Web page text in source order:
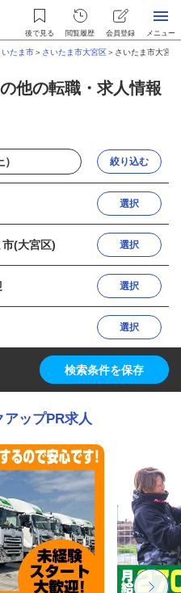
後で見る 閲覧履歴 会員登録 メニュー
たま市＞ さいたま市大宮区＞ さいたま市大宮
他の転職・求人情報
絞り込む
選択
(大宮区) 選択
選択
選択
検索条件を保存
ップPR求人